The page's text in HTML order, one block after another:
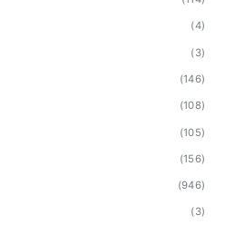
(4)
(3)
(146)
(108)
(105)
(156)
(946)
(3)